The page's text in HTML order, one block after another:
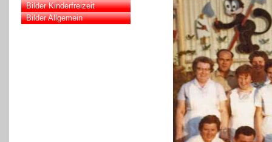
Bilder Kinderfreizeit
Bilder Allgemein